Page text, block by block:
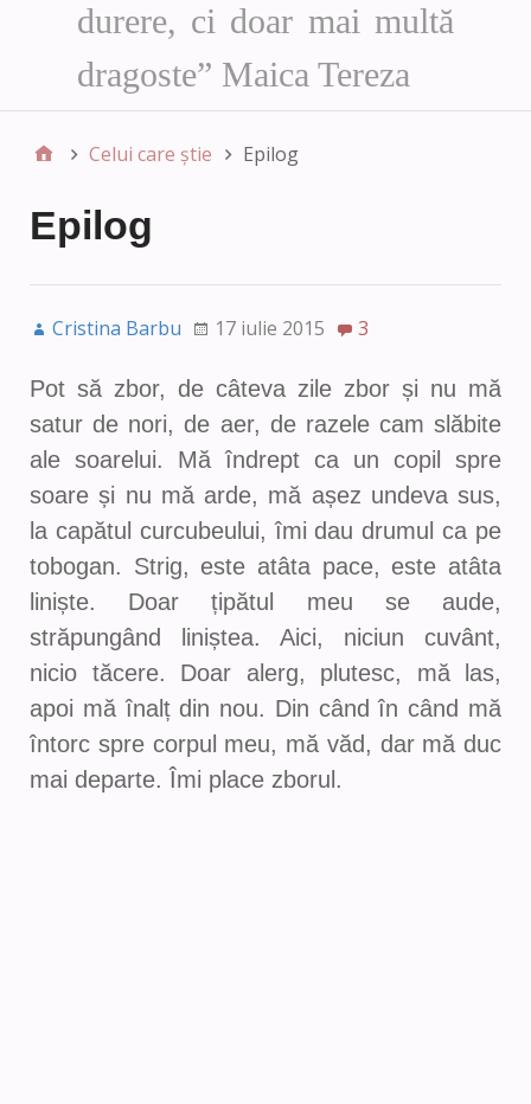
durere, ci doar mai multă
dragoste” Maica Tereza
Celui care știe Epilog
Epilog
Cristina Barbu 17 iulie 2015 3
Pot să zbor, de câteva zile zbor și nu mă
satur de nori, de aer, de razele cam slăbite
ale soarelui. Mă îndrept ca un copil spre
soare și nu mă arde, mă așez undeva sus,
la capătul curcubeului, îmi dau drumul ca pe
tobogan. Strig, este atâta pace, este atâta
liniște. Doar țipătul meu se aude,
străpungând liniștea. Aici, niciun cuvânt,
nicio tăcere. Doar alerg, plutesc, mă las,
apoi mă înalț din nou. Din când în când mă
întorc spre corpul meu, mă văd, dar mă duc
mai departe. Îmi place zborul.